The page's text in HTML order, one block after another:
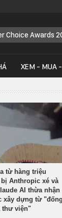
Choice Awards
XEM - MUA
từ hàng triệu
Anthropic xé và
AI thừa nhận
xây dựng từ "đống
thư viện"